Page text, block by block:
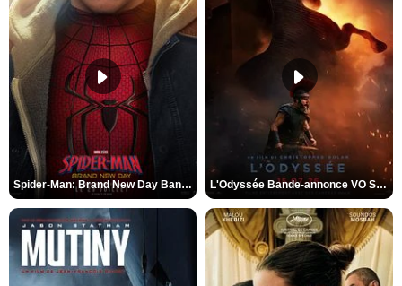
Spider-Man: Brand New Day Bande-annonce VO STFR L'Odyssée Bande-annonce VO STFR